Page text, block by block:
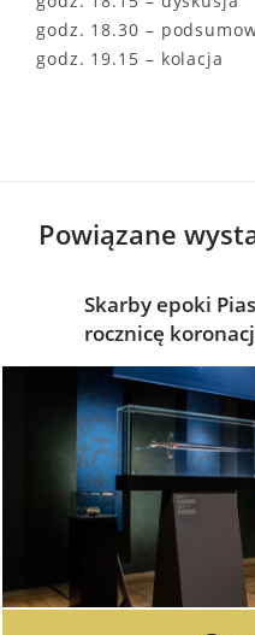
godz. 18.30 –
godz. 19.15 – kolacja
Powiązane
Skarby epoki
rocznicę